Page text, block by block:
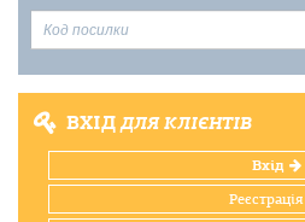
ВХІДДЛЯ КЛІЄНТІВ
Вхід
Реєстрація